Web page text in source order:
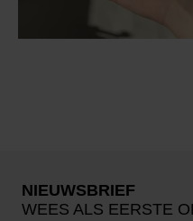
NIEUWSBRIEF
WEES ALS EERSTE